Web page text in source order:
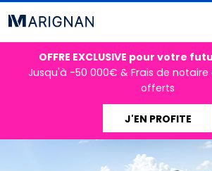
OFFRE EXCLUSIVE pour votre
Jusqu'à -50 000€ & Frais de
offerts
J'EN PROFITE